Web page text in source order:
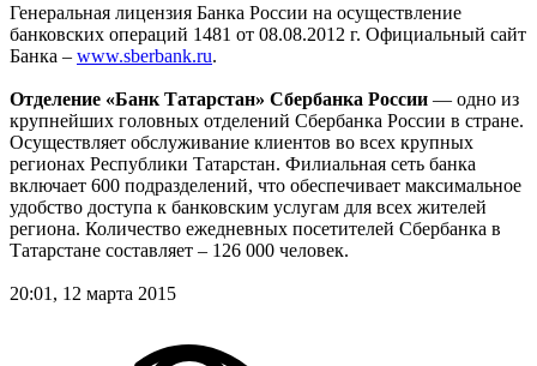
Генеральная лицензия Банка России на осуществление
банковских операций 1481 от 08.08.2012 г. Официальный сайт
Банка – www.sberbank.ru.
Отделение «Банк Татарстан» Сбербанка России — одно из
крупнейших головных отделений Сбербанка России в стране.
Осуществляет обслуживание клиентов во всех крупных
регионах Республики Татарстан. Филиальная сеть банка
включает 600 подразделений, что обеспечивает максимальное
удобство доступа к банковским услугам для всех жителей
региона. Количество ежедневных посетителей Сбербанка в
Татарстане составляет – 126 000 человек.
20:01, 12 марта 2015